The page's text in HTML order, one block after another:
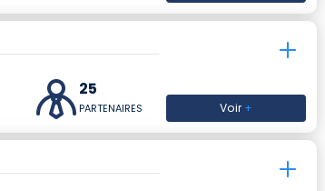
25
PARTENAIRES Voir+